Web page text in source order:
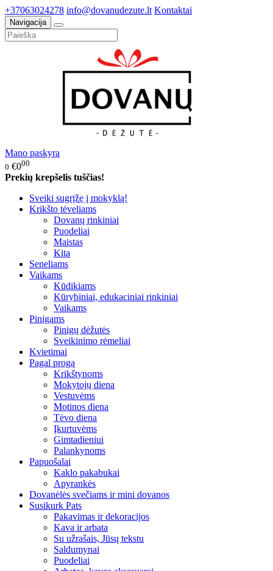
+37063024278 info@dovanudezute.lt Kontaktai
Navigacija
Mano paskyra
0 €000
Prekių krepšelis tuščias!
Sveiki sugrįžę į mokyklą!
Krikšto tėveliams
Dovanų rinkiniai
Puodeliai
Maistas
Kita
Seneliams
Vaikams
Kūdikiams
Kūrybiniai, edukaciniai rinkiniai
Vaikams
Pinigams
Pinigų dėžutės
Sveikinimo rėmeliai
Kvietimai
Pagal progą
Krikštynoms
Mokytojų diena
Vestuvėms
Motinos diena
Tėvo diena
Įkurtuvėms
Gimtadieniui
Palankynoms
Papuošalai
Kaklo pakabukai
Apyrankės
Dovanėlės svečiams ir mini dovanos
Susikurk Pats
Pakavimas ir dekoracijos
Kava ir arbata
Su užrašais, Jūsų tekstu
Saldumynai
Puodeliai